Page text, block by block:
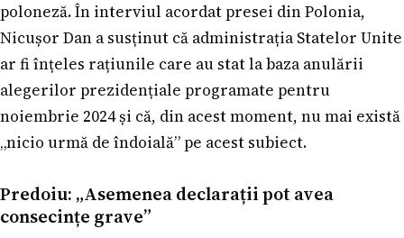
poloneză. În interviul acordat presei din Polonia,
Nicușor Dan a susținut că administrația Statelor Unite
ar fi înțeles rațiunile care au stat la baza anulării
alegerilor prezidențiale programate pentru
noiembrie 2024 și că, din acest moment, nu mai există
„nicio urmă de îndoială” pe acest subiect.
Predoiu: „Asemenea declarații pot avea
consecințe grave”